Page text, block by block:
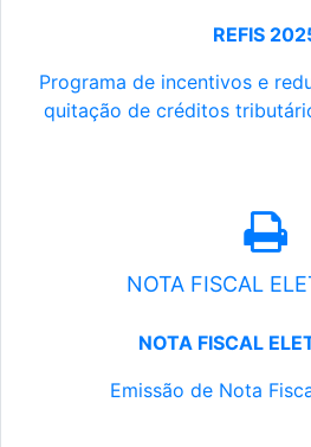
REFIS
Programa de incentivos e
quitação de créditos
NOTA FISCAL
NOTA FISCAL
Emissão de Nota